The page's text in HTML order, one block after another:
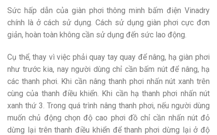
Sức hấp dẫn của giàn phơi thông minh bấm điện Vinadry
chính là ở cách sử dụng. Cách sử dụng giàn phơi cực đơn
giản, hoàn toàn không cần sử dụng đến sức lao động.
Cụ thể, thay vì việc phải quay tay quay để nâng, hạ giàn phơi
như trước kia, nay người dùng chỉ cần bấm nút để nâng, hạ
các thanh phơi. Khi cần nâng thanh phơi nhấn nút xanh trên
cùng của thanh điều khiển. Khi cần hạ thanh phơi nhấn nút
xanh thứ 3. Trong quá trình nâng thanh phơi, nếu người dùng
muốn chủ động chọn độ cao phơi đồ chỉ cần nhấn nút đỏ
dừng lại trên thanh điều khiển để thanh phơi dừng lại ở độ